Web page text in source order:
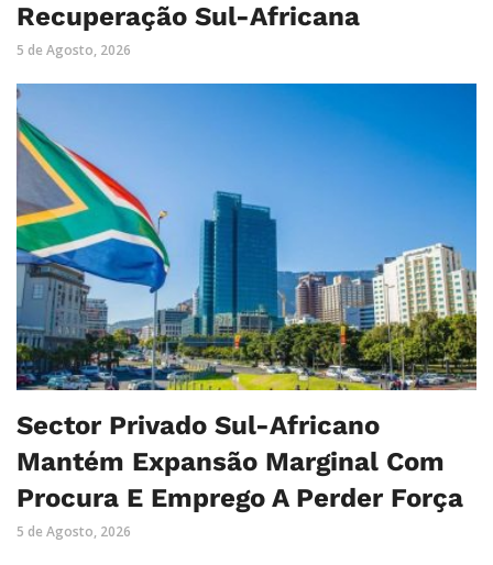
Recuperação Sul-Africana
5 de Agosto, 2026
Sector Privado Sul-Africano
Mantém Expansão Marginal Com
Procura E Emprego A Perder Força
5 de Agosto, 2026